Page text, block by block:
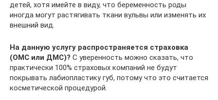
детей, хотя имейте в виду, что беременность роды
иногда могут растягивать ткани вульвы или изменять их
внешний вид.
На данную услугу распространяется страховка
(ОМС или ДМС)? С уверенность можно сказать, что
практически 100% страховых компаний не будут
покрывать лабиопластику губ, потому что это считается
косметической процедурой.